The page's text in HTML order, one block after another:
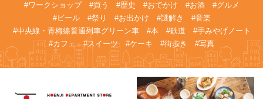
おでかけ
ショッピング
中央線カルチャー
特集
#ワークショップ
#買う #歴史 #おでかけ #お酒
#グルメ
#ビール
#祭り #お出かけ #謎解き
#音楽
#中央線・青梅線普通列車グリーン車
#本 #鉄道
#手みやげノート
#カフェ
#スイーツ #ケーキ #街歩き #写真